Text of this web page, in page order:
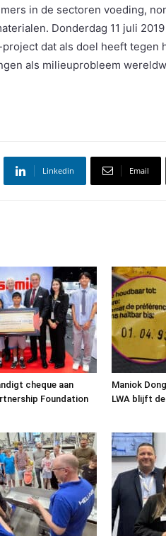
in de sectoren voeding,
Donderdag 11 juli
dat als doel heeft tegen
als milieuprobleem
Linkedin Email
cheque aan
Foundation
Maniok
LWA blijft